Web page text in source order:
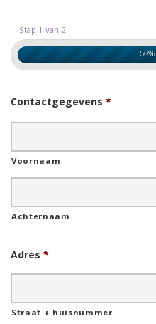
Stap 1 van 2
50%
Contactgegevens *
Voornaam
Achternaam
Adres *
Straat + huisnummer